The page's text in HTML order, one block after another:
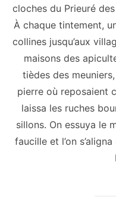
cloches du Prieuré
À chaque tintement,
collines jusqu’aux
maisons des
tièdes des
pierre où reposaient
laissa les ruches
sillons. On essuya le
faucille et l’on